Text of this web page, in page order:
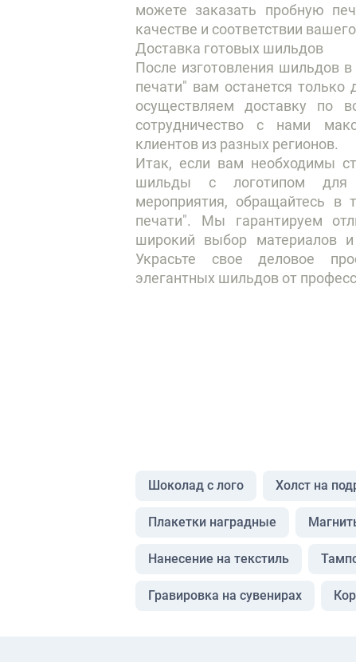
можете заказать пробную
качестве и соответствии
Доставка готовых шильдов
После изготовления шильдов
печати" вам останется
осуществляем доставку по
сотрудничество с нами
клиентов из разных регионов.
Итак, если вам необходимы
шильды с логотипом для
мероприятия, обращайтесь в
печати". Мы гарантируем
широкий выбор материалов и
Украсьте свое деловое
элегантных шильдов от
Шоколад с лого Холст на
Плакетки наградные
Нанесение на текстиль
Гравировка на сувенирах